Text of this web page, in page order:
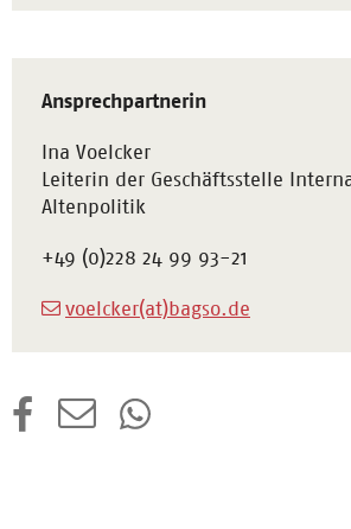
Ansprechpartnerin
Ina Voelcker
Leiterin der Geschäftsstelle
Altenpolitik
+49 (0)228 24 99 93-21
voelcker(at)bagso.de